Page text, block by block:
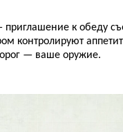
приглашение к обеду
контролируют
— ваше оружие.